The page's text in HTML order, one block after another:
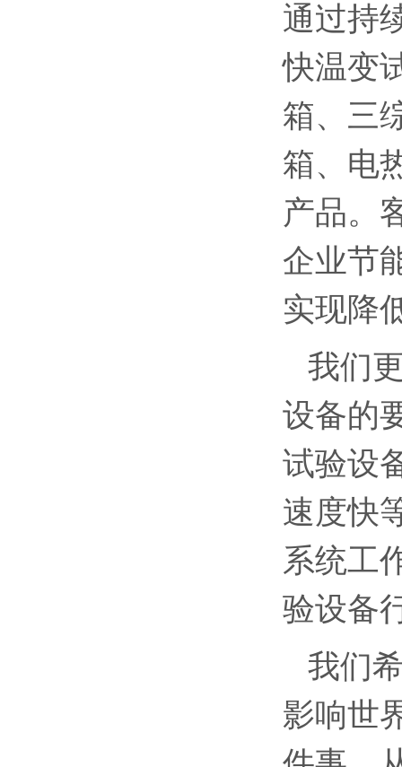
通过持
快温变
箱、三
箱、电
产品。
企业节
实现降
我们
设备的
试验设
速度快
系统工
验设备
我们
影响世